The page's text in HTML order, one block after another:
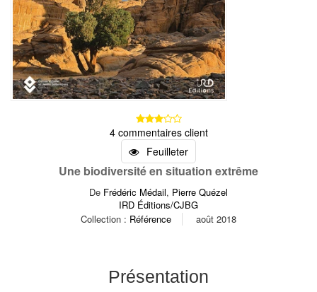
4 commentaires client
Feuilleter
Une biodiversité en situation extrême
De Frédéric Médail, Pierre Quézel
IRD Éditions/CJBG
Collection : Référence août 2018
Présentation